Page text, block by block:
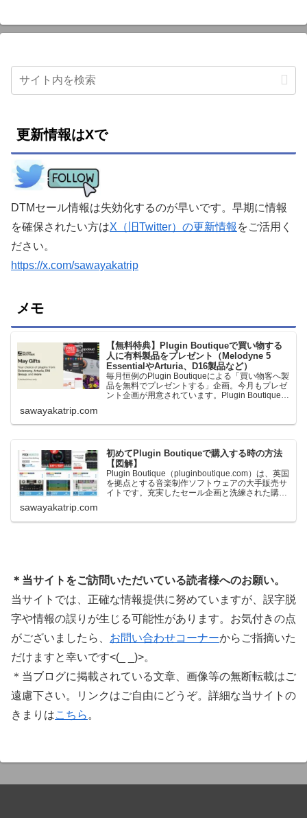
更新情報はXで
DTMセール情報は失効化するのが早いです。早期に情報
を確保されたい方はX（旧Twitter）の更新情報 をご活用く
ださい。
https://x.com/sawayakatrip
メモ
【無料特典】Plugin Boutiqueで買い物する
人に有料製品をプレゼント（Melodyne 5
EssentialやArturia、D16製品など）
毎月恒例のPlugin Boutiqueによる「買い物客へ製
品を無料でプレゼントする」企画。今月もプレゼ
ント企画が用意されています。Plugin Boutiqueで
ます。＊無料配布終了予定日：日本時間：
sawayakatrip.com
初めてPlugin Boutiqueで購入する時の方法
【図解】
Plugin Boutique（pluginboutique.com）は、英国
を拠点とする音楽制作ソフトウェアの大手販売サ
イトです。充実したセール企画と洗練された購入
に知っておきたいこと価格表示に…
sawayakatrip.com
＊当サイトをご訪問いただいている読者様へのお願い。
当サイトでは、正確な情報提供に努めていますが、誤字脱
字や情報の誤りが生じる可能性があります。お気付きの点
がございましたら、 お問い合わせコーナーからご指摘いた
だけますと幸いです<(_ _)>。
＊当ブログに掲載されている文章、画像等の無断転載はご
遠慮下さい。リンクはご自由にどうぞ。詳細な当サイトの
きまりはこちら。